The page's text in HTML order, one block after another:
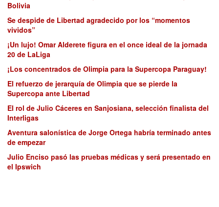
Bolivia
Se despide de Libertad agradecido por los “momentos
vividos”
¡Un lujo! Omar Alderete figura en el once ideal de la jornada
20 de LaLiga
¡Los concentrados de Olimpia para la Supercopa Paraguay!
El refuerzo de jerarquía de Olimpia que se pierde la
Supercopa ante Libertad
El rol de Julio Cáceres en Sanjosiana, selección finalista del
Interligas
Aventura salonística de Jorge Ortega habría terminado antes
de empezar
Julio Enciso pasó las pruebas médicas y será presentado en
el Ipswich